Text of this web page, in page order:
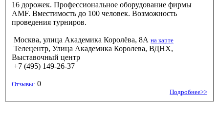
16 дорожек. Профессиональное оборудование фирмы
AMF. Вместимость до 100 человек. Возможность
проведения турниров.
Москва, улица Академика Королёва, 8А на карте
Телецентр, Улица Академика Королева, ВДНХ,
Выставочный центр
+7 (495) 149-26-37
Отзывы: 0
Подробнее>>